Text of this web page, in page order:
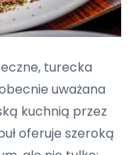
turecka
uważana
kuchnią przez
oferuje szeroką